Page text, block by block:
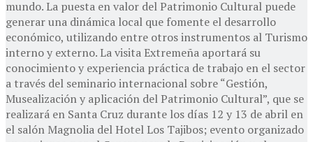
mundo. La puesta en valor del Patrimonio Cultural puede
generar una dinámica local que fomente el desarrollo
económico, utilizando entre otros instrumentos al Turismo
interno y externo. La visita Extremeña aportará su
conocimiento y experiencia práctica de trabajo en el sector
a través del seminario internacional sobre “Gestión,
Musealización y aplicación del Patrimonio Cultural”, que se
realizará en Santa Cruz durante los días 12 y 13 de abril en
el salón Magnolia del Hotel Los Tajibos; evento organizado